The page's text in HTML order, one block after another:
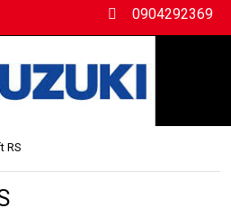
0904292369
Vương, Hồng Bàng, Hải Phòng.
RS